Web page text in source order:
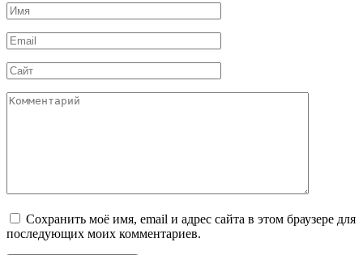
Имя
*
Email
*
Сайт
Комментарий
Сохранить моё имя, email и адрес сайта в этом браузере для
последующих моих комментариев.